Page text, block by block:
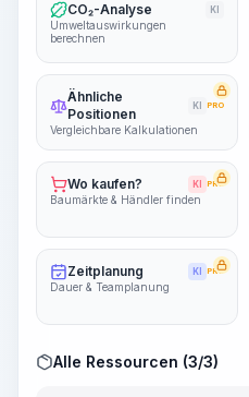
CO₂-Analyse KI
Umweltauswirkungen
berechnen
Ähnliche
Positionen
KI PRO
Vergleichbare Kalkulationen
Wo kaufen? KI PRO
Baumärkte & Händler finden
Zeitplanung KI PRO
Dauer & Teamplanung
Alle Ressourcen (3/3)